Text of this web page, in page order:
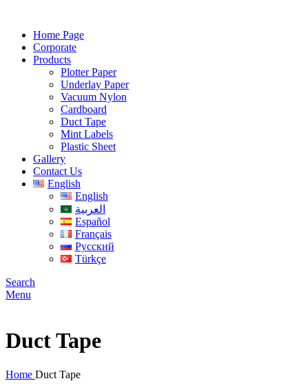
Home Page
Corporate
Products
Plotter Paper
Underlay Paper
Vacuum Nylon
Cardboard
Duct Tape
Mint Labels
Plastic Sheet
Gallery
Contact Us
English
English
العربية
Español
Français
Русский
Türkçe
Search
Menu
Duct Tape
Home Duct Tape